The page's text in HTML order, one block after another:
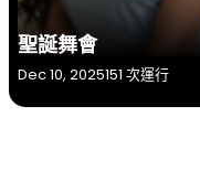
聖誕舞會
Dec 10, 2025151 次運行